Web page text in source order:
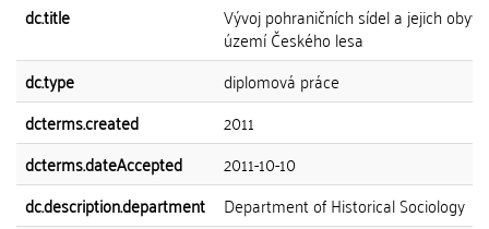
dc.title
Vývoj pohraničních sídel a jejich
území Českého lesa
dc.type
diplomová práce
dcterms.created
2011
dcterms.dateAccepted
2011-10-10
dc.description.department
Department of Historical Sociology